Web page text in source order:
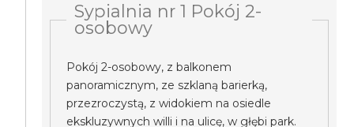
Sypialnia nr 1 Pokój 2-
osobowy
Pokój 2-osobowy, z balkonem
panoramicznym, ze szklaną barierką,
przezroczystą, z widokiem na osiedle
ekskluzywnych willi i na ulicę, w głębi park.